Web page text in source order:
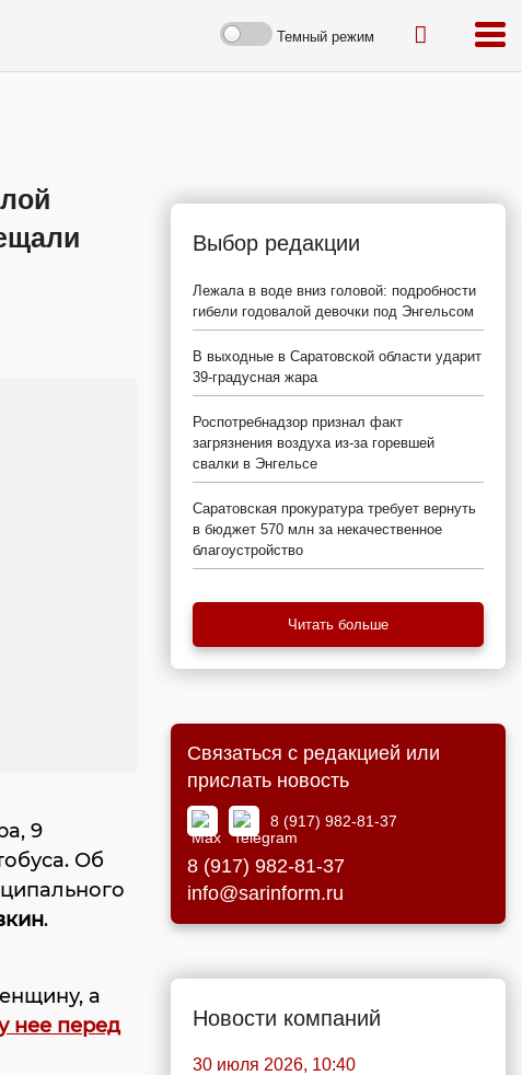
Темный режим
9
Об
.
а
нее перед
Выбор редакции
Лежала в воде вниз головой: подробности
гибели годовалой девочки под Энгельсом
В выходные в Саратовской области ударит
39-градусная жара
Роспотребнадзор признал факт
загрязнения воздуха из-за горевшей
свалки в Энгельсе
Саратовская прокуратура требует вернуть
в бюджет 570 млн за некачественное
благоустройство
Читать больше
Связаться с редакцией или
прислать новость
8 (917) 982-81-37
8 (917) 982-81-37
info@sarinform.ru
Новости компаний
30 июля 2026, 10:40